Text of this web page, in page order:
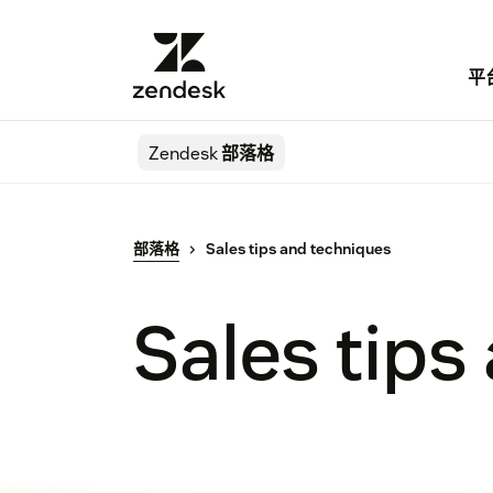
平
Zendesk部落格
部落格 Sales tips and techniques
Sales